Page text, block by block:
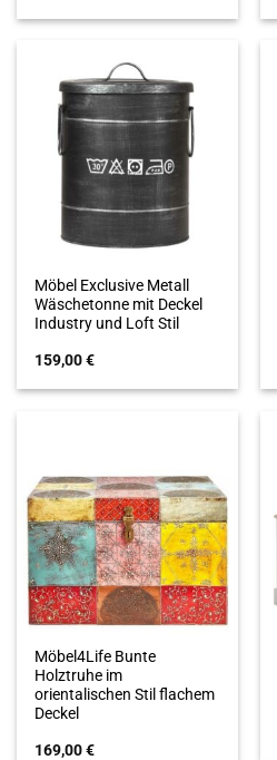
Möbel Exclusive Metall
Wäschetonne mit Deckel
Industry und Loft Stil
159,00€
Möbel4Life Bunte
Holztruhe im
orientalischen Stil flachem
Deckel
169,00€